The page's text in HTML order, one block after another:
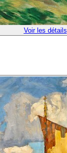
Voir les détails